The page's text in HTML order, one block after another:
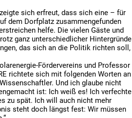
sich erfreut, dass sich eine – für
dem Dorfplatz zusammengefunden
helfe. Die vielen Gäste und
ganz unterschiedlicher Hintergründe
das sich an die Politik richten soll,
Fördervereins und Professor
richtete sich mit folgenden Worten an
Und ich glaube nicht
ist: Ich weiß es! Ich verfechte
zu spät. Ich will auch nicht mehr
steht doch längst fest: Wir müssen